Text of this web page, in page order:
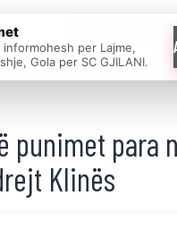
ONE
punimet para
Klinës
per Lajme,
Gola per SC GJILANI.